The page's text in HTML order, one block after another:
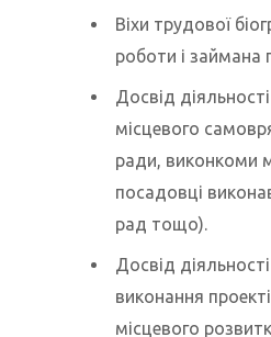
Віхи трудової
роботи і займана
Досвід
місцевого
ради, виконкоми
посадовці
рад тощо).
Досвід
виконання
місцевого